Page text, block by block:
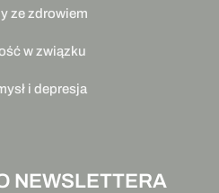
ze zdrowiem
w związku
i depresja
NEWSLETTERA